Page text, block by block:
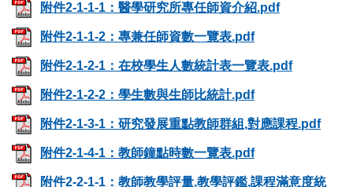
附件2-1-1-1：醫學研究所專任師資介紹.pdf
附件2-1-1-2：專兼任師資數一覽表.pdf
附件2-1-2-1：在校學生人數統計表一覽表.pdf
附件2-1-2-2：學生數與生師比統計.pdf
附件2-1-3-1：研究發展重點教師群組,對應課程.pdf
附件2-1-4-1：教師鐘點時數一覽表.pdf
附件2-2-1-1：教師教學評量,教學評鑑,課程滿意度統